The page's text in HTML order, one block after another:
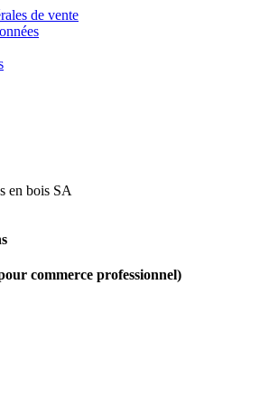
de vente
en bois SA
commerce professionnel)